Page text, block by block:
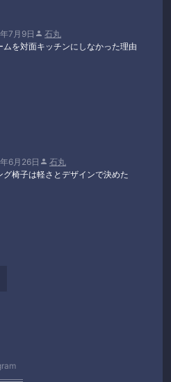
7月9日  石丸
ムを対面キッチンにしなかった理由
6月26日  石丸
グ椅子は軽さとデザインで決めた